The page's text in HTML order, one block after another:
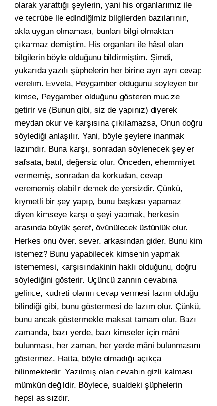
olarak yarattığı şeylerin, yani his organlarımız ile
ve tecrübe ile edindiğimiz bilgilerden bazılarının,
akla uygun olmaması, bunları bilgi olmaktan
çıkarmaz demiştim. His organları ile hâsıl olan
bilgilerin böyle olduğunu bildirmiştim. Şimdi,
yukarıda yazılı şüphelerin her birine ayrı ayrı cevap
verelim. Evvela, Peygamber olduğunu söyleyen bir
kimse, Peygamber olduğunu gösteren mucize
getirir ve (Bunun gibi, siz de yapınız) diyerek
meydan okur ve karşısına çıkılamazsa, Onun doğru
söylediği anlaşılır. Yani, böyle şeylere inanmak
lazımdır. Buna karşı, sonradan söylenecek şeyler
safsata, batıl, değersiz olur. Önceden, ehemmiyet
vermemiş, sonradan da korkudan, cevap
verememiş olabilir demek de yersizdir. Çünkü,
kıymetli bir şey yapıp, bunu başkası yapamaz
diyen kimseye karşı o şeyi yapmak, herkesin
arasında büyük şeref, övünülecek üstünlük olur.
Herkes onu över, sever, arkasından gider. Bunu kim
istemez? Bunu yapabilecek kimsenin yapmak
istememesi, karşısındakinin haklı olduğunu, doğru
söylediğini gösterir. Üçüncü zannın cevabına
gelince, kudreti olanın cevap vermesi lazım olduğu
bilindiği gibi, bunu göstermesi de lazım olur. Çünkü,
bunu ancak göstermekle maksat tamam olur. Bazı
zamanda, bazı yerde, bazı kimseler için mâni
bulunması, her zaman, her yerde mâni bulunmasını
göstermez. Hatta, böyle olmadığı açıkça
bilinmektedir. Yazılmış olan cevabın gizli kalması
mümkün değildir. Böylece, sualdeki şüphelerin
hepsi aslsızdır.